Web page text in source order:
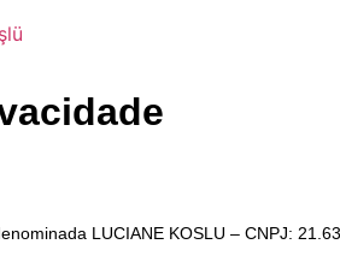
LUCIANE KOSLU – CNPJ: